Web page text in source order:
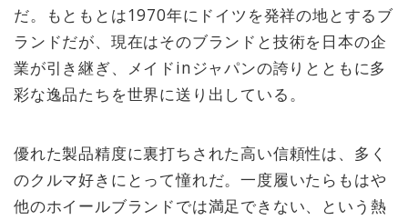
だ。もともとは1970年にドイツを発祥の地とするブ
ランドだが、現在はそのブランドと技術を日本の企
業が引き継ぎ、メイドinジャパンの誇りとともに多
彩な逸品たちを世界に送り出している。
優れた製品精度に裏打ちされた高い信頼性は、多く
のクルマ好きにとって憧れだ。一度履いたらもはや
他のホイールブランドでは満足できない、という熱